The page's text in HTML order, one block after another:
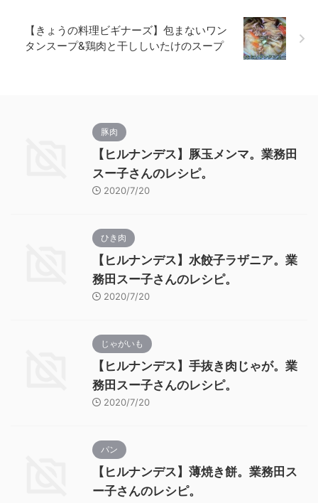
【きょうの料理ビギナーズ】包まないワン
タンスープ&鶏肉と干ししいたけのスープ
豚肉
【ヒルナンデス】豚玉メンマ。業務田
スー子さんのレシピ。
2020/7/20
ひき肉
【ヒルナンデス】水餃子ラザニア。業
務田スー子さんのレシピ。
2020/7/20
じゃがいも
【ヒルナンデス】手抜き肉じゃが。業
務田スー子さんのレシピ。
2020/7/20
パン
【ヒルナンデス】薄焼き餅。業務田ス
ー子さんのレシピ。